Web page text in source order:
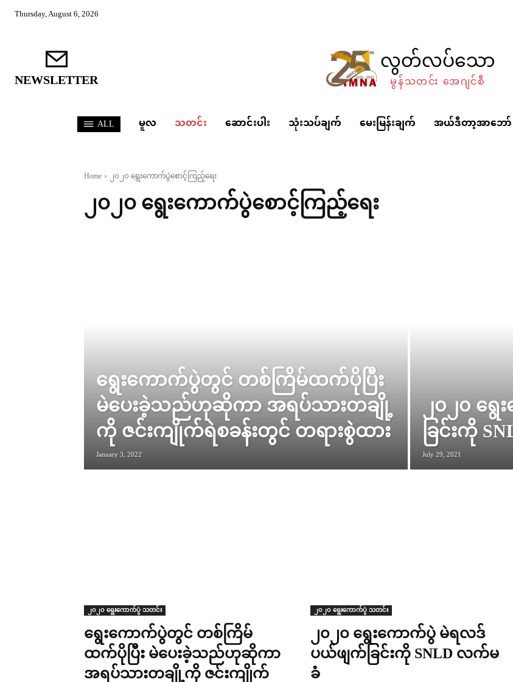
Thursday, August 6, 2026
NEWSLETTER လွတ်လပ်သော
မွန်သတင်း အေဂျင်စီ
ALL မူလ သတင်း ဆောင်းပါး သုံးသပ်ချက် မေးမြန်းချက် အယ်ဒီတာ့အာဘော်
Home ၂၀၂၀ ရွေးကောက်ပွဲစောင့်ကြည့်ရေး
၂၀၂၀ ရွေးကောက်ပွဲစောင့်ကြည့်ရေး
ရွေးကောက်ပွဲတွင် တစ်ကြိမ်ထက်ပိုပြီး
မဲပေးခဲ့သည်ဟုဆိုကာ အရပ်သားတချို့
ကို ဇင်းကျိုက်ရဲစခန်းတွင် တရားစွဲထား
January 3, 2022
၂၀၂၀ ရွ
ခြင်းကို
July 29, 2021
၂၀၂၀ ရွေးကောက်ပွဲ သတင်း
ရွေးကောက်ပွဲတွင် တစ်ကြိမ်
ထက်ပိုပြီး မဲပေးခဲ့သည်ဟုဆိုကာ
အရပ်သားတချို့ကို ဇင်းကျိုက်
၂၀၂၀ ရွေးကောက်ပွဲ သတင်း
၂၀၂၀ ရွေးကောက်ပွဲ မဲရလဒ်
ပယ်ဖျက်ခြင်းကို SNLD လက်မ
ခံ